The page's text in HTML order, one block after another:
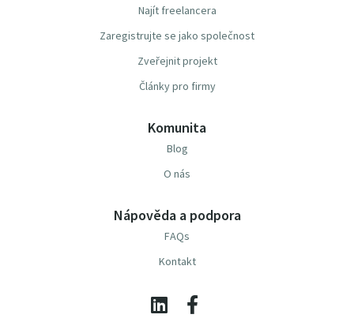
Najít freelancera
Zaregistrujte se jako společnost
Zveřejnit projekt
Články pro firmy
Komunita
Blog
O nás
Nápověda a podpora
FAQs
Kontakt